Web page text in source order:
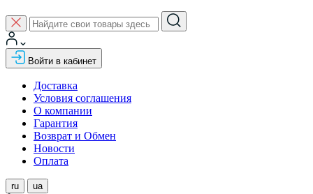
Войти в кабинет
Доставка
Условия соглашения
О компании
Гарантия
Возврат и Обмен
Новости
Оплата
ru ua